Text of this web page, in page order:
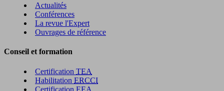
Actualités
Conférences
La revue l'Expert
Ouvrages de référence
Conseil et formation
Certification TEA
Habilitation ERCCI
Certification EEA